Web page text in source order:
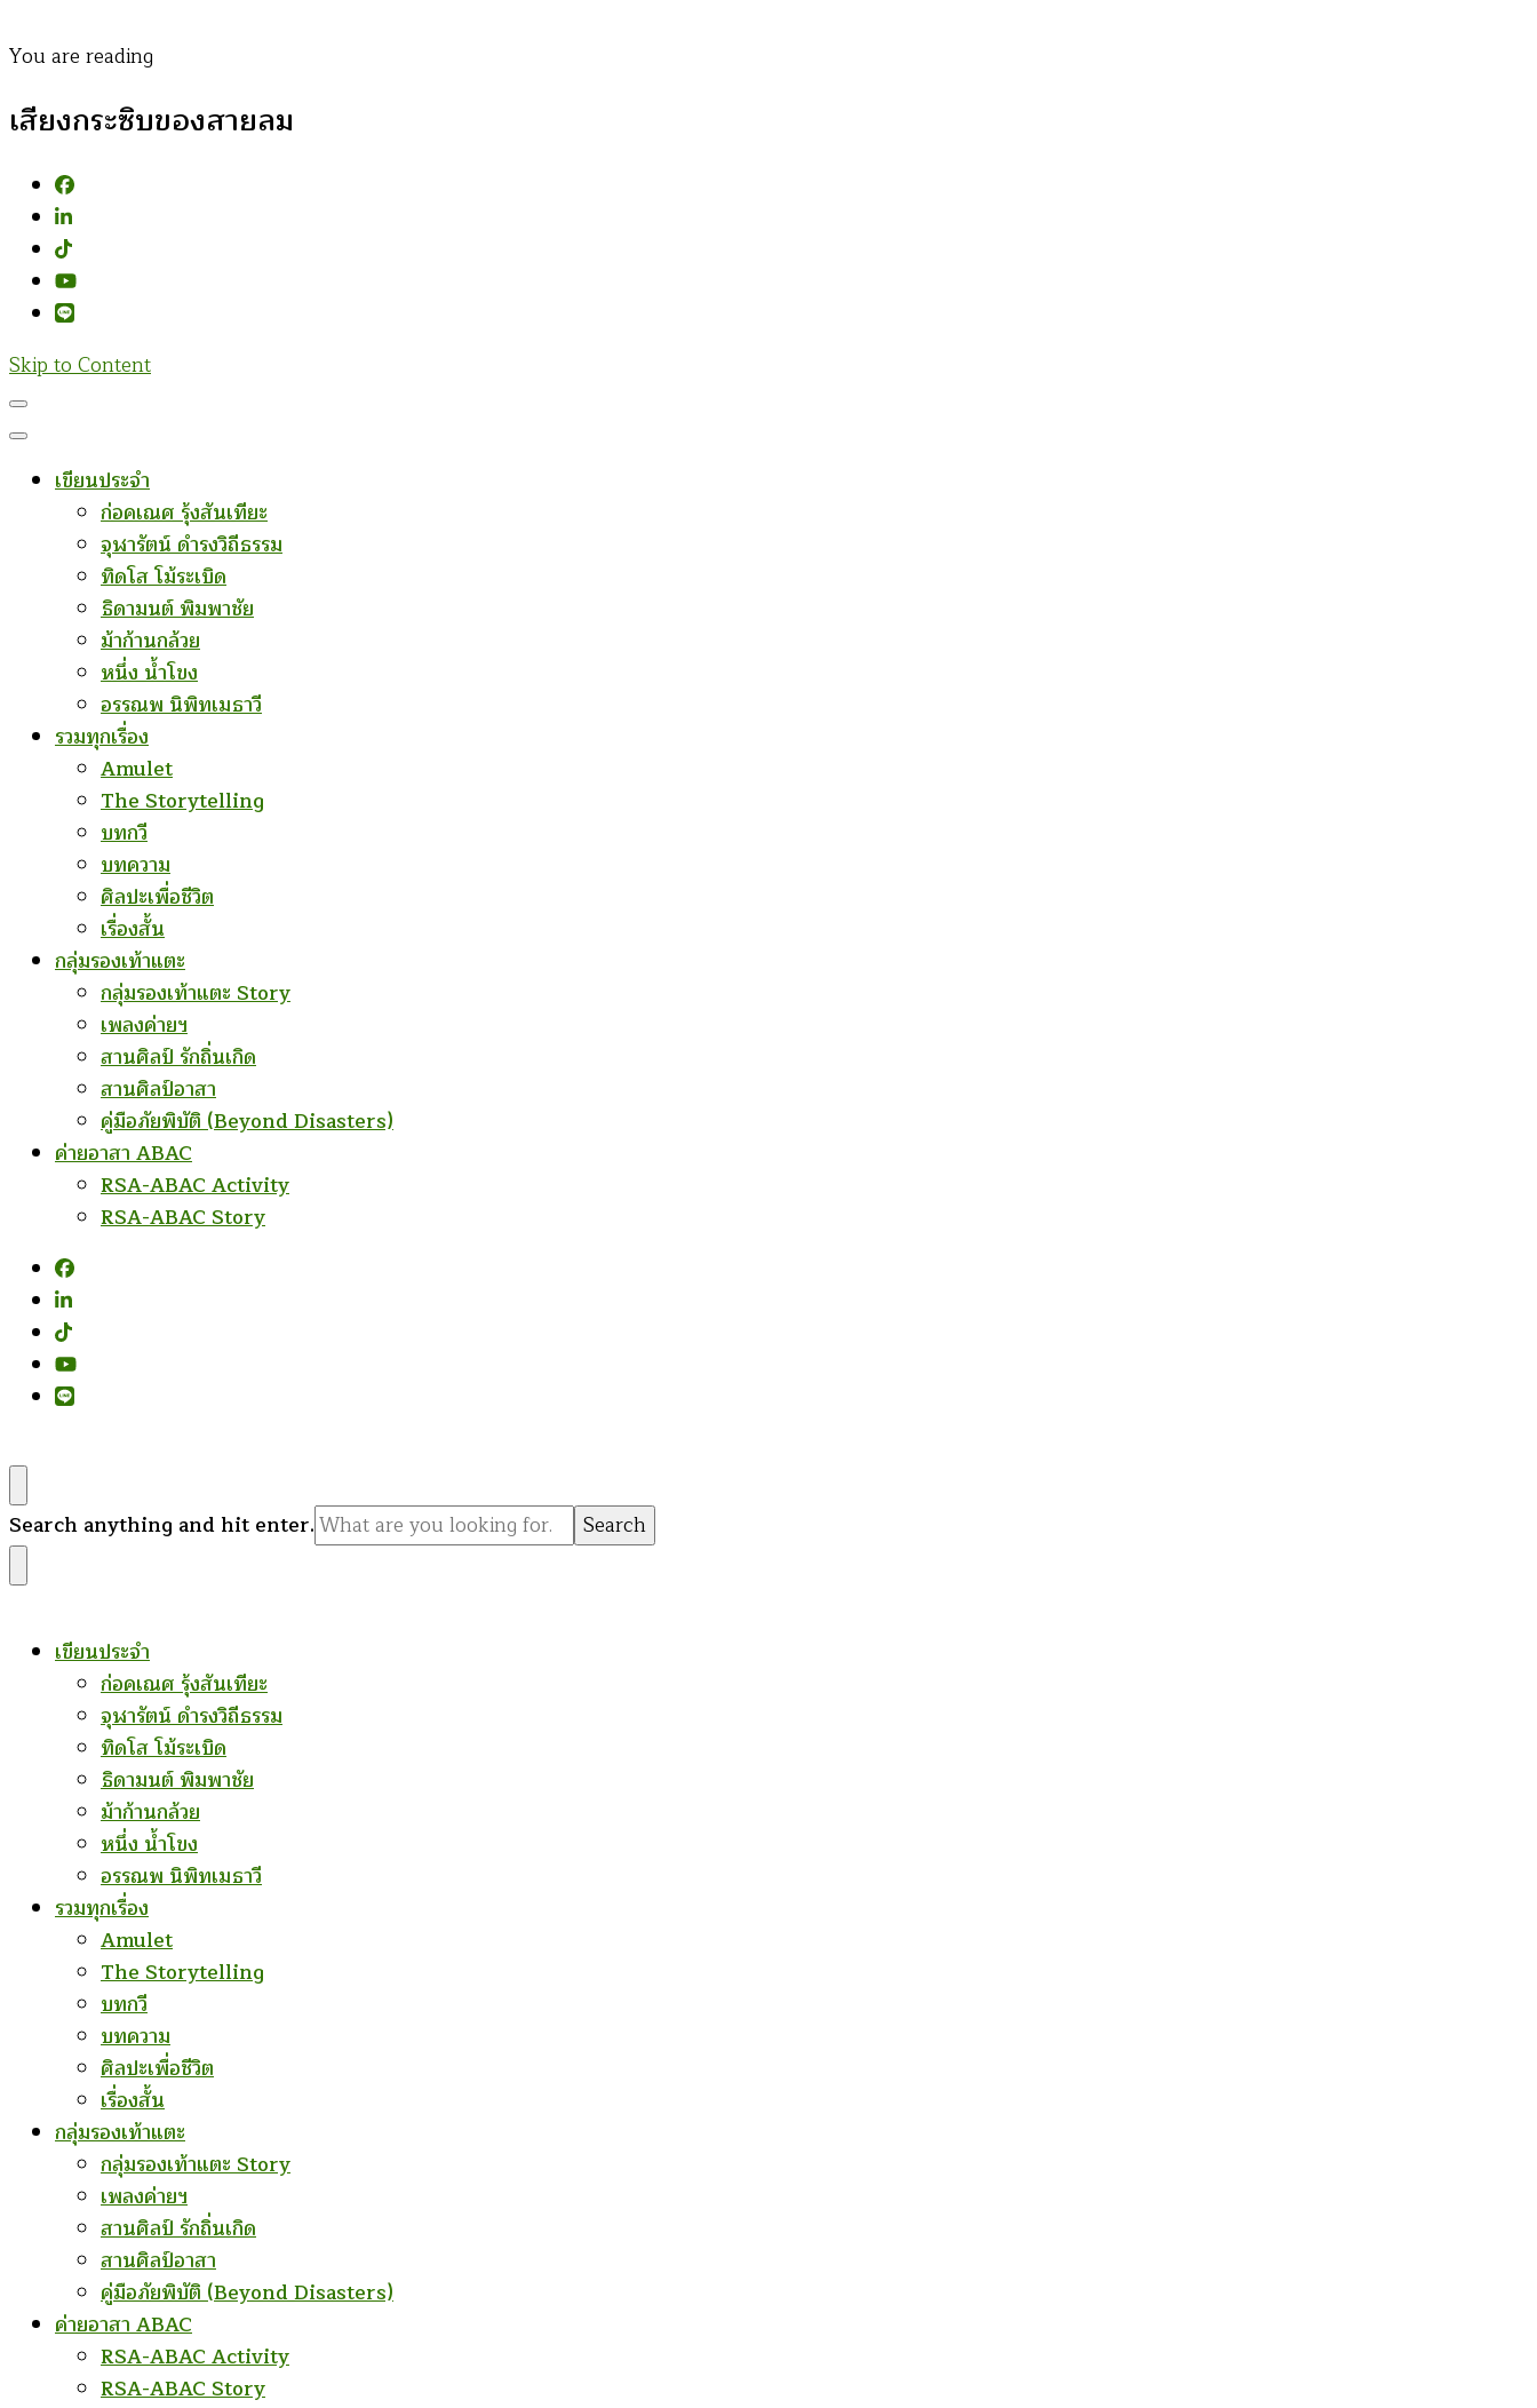
You are reading
เสียงกระซิบของสายลม
Skip to Content
เขียนประจำ
ก่อคเณศ รุ้งสันเทียะ
จุฬารัตน์ ดำรงวิถีธรรม
ทิดโส โม้ระเบิด
ธิดามนต์ พิมพาชัย
ม้าก้านกล้วย
หนึ่ง น้ำโขง
อรรณพ นิพิทเมธาวี
รวมทุกเรื่อง
Amulet
The Storytelling
บทกวี
บทความ
ศิลปะเพื่อชีวิต
เรื่องสั้น
กลุ่มรองเท้าแตะ
กลุ่มรองเท้าแตะ Story
เพลงค่ายฯ
สานศิลป์ รักถิ่นเกิด
สานศิลป์อาสา
คู่มือภัยพิบัติ (Beyond Disasters)
ค่ายอาสา ABAC
RSA-ABAC Activity
RSA-ABAC Story
Looking
for
Something?
Search anything and hit enter.
เขียนประจำ
ก่อคเณศ รุ้งสันเทียะ
จุฬารัตน์ ดำรงวิถีธรรม
ทิดโส โม้ระเบิด
ธิดามนต์ พิมพาชัย
ม้าก้านกล้วย
หนึ่ง น้ำโขง
อรรณพ นิพิทเมธาวี
รวมทุกเรื่อง
Amulet
The Storytelling
บทกวี
บทความ
ศิลปะเพื่อชีวิต
เรื่องสั้น
กลุ่มรองเท้าแตะ
กลุ่มรองเท้าแตะ Story
เพลงค่ายฯ
สานศิลป์ รักถิ่นเกิด
สานศิลป์อาสา
คู่มือภัยพิบัติ (Beyond Disasters)
ค่ายอาสา ABAC
RSA-ABAC Activity
RSA-ABAC Story